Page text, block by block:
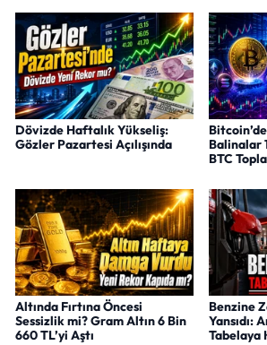
Dövizde Haftalık Yükseliş:
Gözler Pazartesi Açılışında
Balinalar
BTC
Altında Fırtına Öncesi
Sessizlik mi? Gram Altın 6 Bin
660 TL’yi Aştı
Benzine
Yansıdı:
Tabelaya